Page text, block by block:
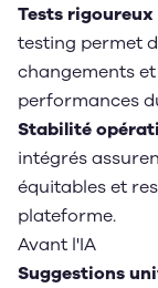
Tests rigoureux
testing permet
changements
performances
Stabilité
intégrés
équitables et
plateforme.
Avant l'IA
Suggestions